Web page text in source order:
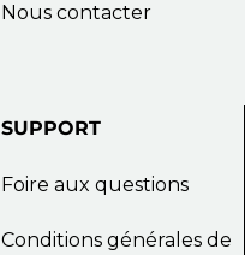
Nous contacter
SUPPORT
Foire aux questions
Conditions générales de